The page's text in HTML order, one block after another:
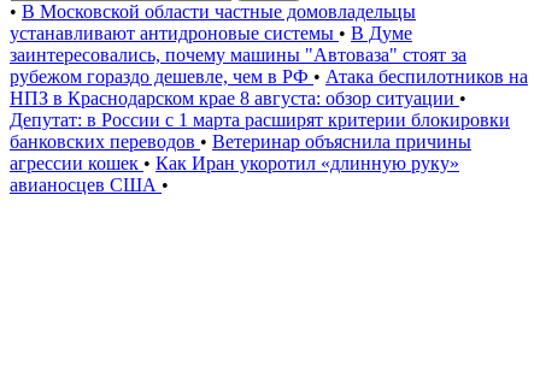
• В Московской области частные домовладельцы
устанавливают антидроновые системы • В Думе
заинтересовались, почему машины "Автоваза" стоят за
рубежом гораздо дешевле, чем в РФ • Атака беспилотников на
НПЗ в Краснодарском крае 8 августа: обзор ситуации •
Депутат: в России с 1 марта расширят критерии блокировки
банковских переводов • Ветеринар объяснила причины
агрессии кошек • Как Иран укоротил «длинную руку»
авианосцев США •